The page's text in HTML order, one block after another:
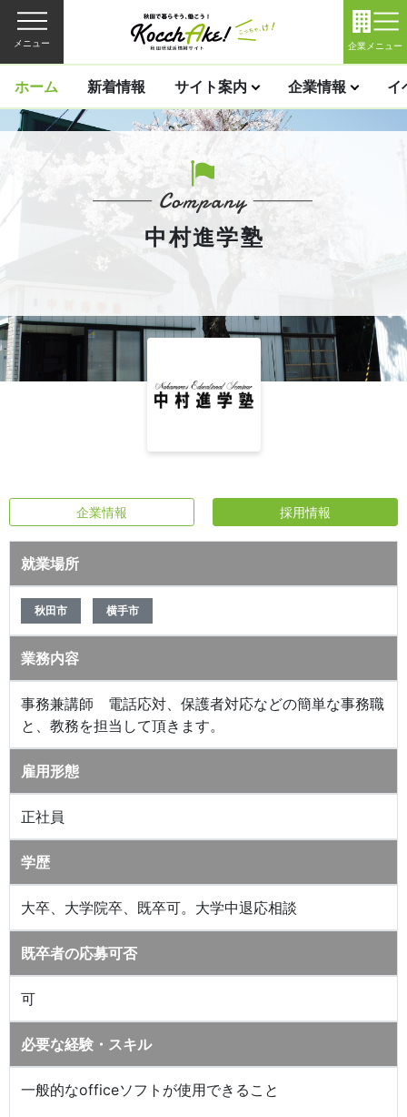
メニュー 企業メニュー
ホーム 新着情報 サイト案内 企業情報 イ
中村進学塾
企業情報 採用情報
就業場所
秋田市 横手市
業務内容
事務兼講師 電話応対、保護者対応などの簡単な事務職
と、教務を担当して頂きます。
雇用形態
正社員
学歴
大卒、大学院卒、既卒可。大学中退応相談
既卒者の応募可否
可
必要な経験・スキル
一般的なofficeソフトが使用できること